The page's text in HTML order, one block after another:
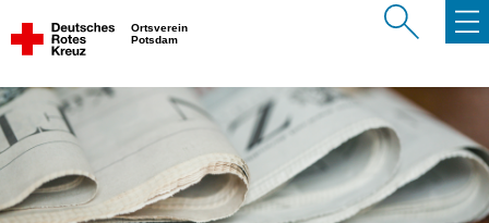
Ortsverein
Potsdam